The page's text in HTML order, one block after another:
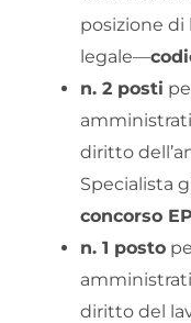
posizione di
legale—
n. 2 posti
diritto
Specialista
concorso
n. 1 posto
diritto del